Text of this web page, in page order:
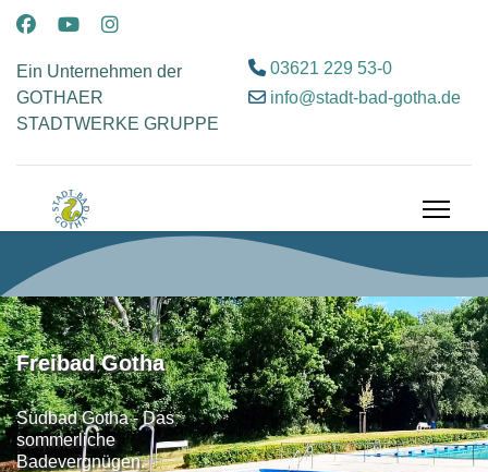
Ein Unternehmen der
GOTHAER
STADTWERKE GRUPPE
03621 229 53-0
info@stadt-bad-gotha.de
Freibad Gotha
Südbad Gotha - Das
sommerliche
Badevergnügen.